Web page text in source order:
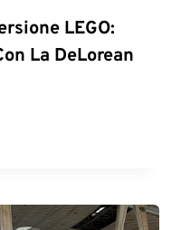
LEGO:
La DeLorean